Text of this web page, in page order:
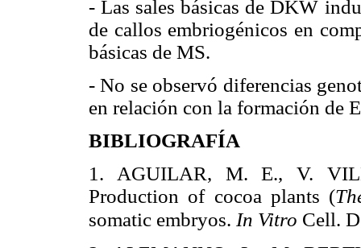
- Las sales básicas de DKW
de callos embriogénicos en
básicas de MS.
- No se observó diferencias
en relación con la formación de
BIBLIOGRAFÍA
1. AGUILAR, M. E., V.
Production of cocoa plants (
somatic embryos. In Vitro Cell.